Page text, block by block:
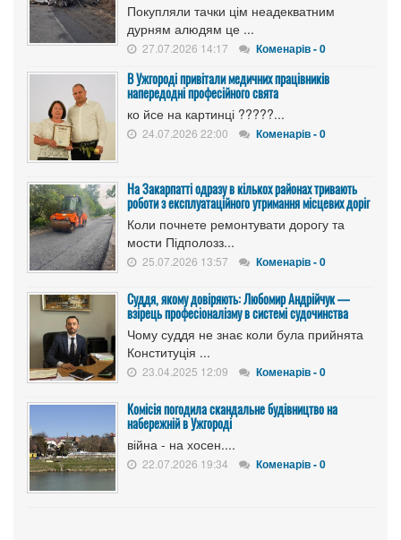
Покупляли тачки цім неадекватним
дурням алюдям це ...
27.07.2026 14:17 Коменарів - 0
В Ужгороді привітали медичних працівників
напередодні професійного свята
ко йсе на картинці ?????...
24.07.2026 22:00 Коменарів - 0
На Закарпатті одразу в кількох районах тривають
роботи з експлуатаційного утримання місцевих доріг
Коли почнете ремонтувати дорогу та
мости Підполозз...
25.07.2026 13:57 Коменарів - 0
Суддя, якому довіряють: Любомир Андрійчук —
взірець професіоналізму в системі судочинства
Чому суддя не знає коли була прийнята
Конституція ...
23.04.2025 12:09 Коменарів - 0
Комісія погодила скандальне будівництво на
набережній в Ужгороді
війна - на хосен....
22.07.2026 19:34 Коменарів - 0